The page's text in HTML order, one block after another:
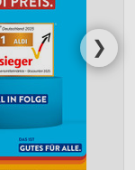
❯